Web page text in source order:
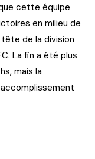
cette équipe
en milieu de
de la division
La fin a été plus
mais la